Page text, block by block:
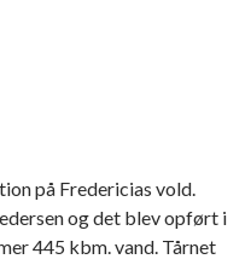
på Fredericias vold.
og det blev opført i
445 kbm. vand. Tårnet